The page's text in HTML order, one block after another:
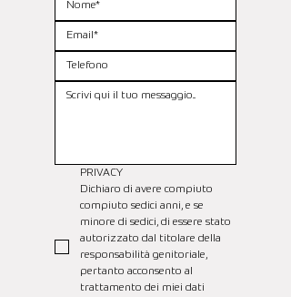
PRIVACY
Dichiaro di avere compiuto
compiuto sedici anni, e se
minore di sedici, di essere stato
autorizzato dal titolare della
responsabilità genitoriale,
pertanto acconsento al
trattamento dei miei dati